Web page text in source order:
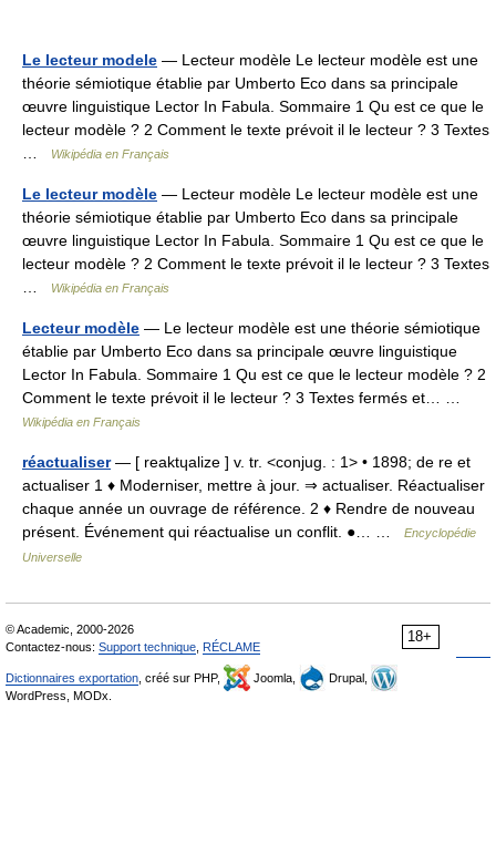
Le lecteur modele — Lecteur modèle Le lecteur modèle est une
théorie sémiotique établie par Umberto Eco dans sa principale
œuvre linguistique Lector In Fabula. Sommaire 1 Qu est ce que le
lecteur modèle ? 2 Comment le texte prévoit il le lecteur ? 3 Textes
Wikipédia en Français
Le lecteur modèle — Lecteur modèle Le lecteur modèle est une
théorie sémiotique établie par Umberto Eco dans sa principale
œuvre linguistique Lector In Fabula. Sommaire 1 Qu est ce que le
lecteur modèle ? 2 Comment le texte prévoit il le lecteur ? 3 Textes
Wikipédia en Français
Lecteur modèle — Le lecteur modèle est une théorie sémiotique
établie par Umberto Eco dans sa principale œuvre linguistique
Lector In Fabula. Sommaire 1 Qu est ce que le lecteur modèle ? 2
Comment le texte prévoit il le lecteur ? 3 Textes fermés et… …
Wikipédia en Français
réactualiser— [ reaktɥalize ] v. tr. <conjug. : 1> • 1898; de re et
actualiser 1 ♦ Moderniser, mettre à jour. ⇒ actualiser. Réactualiser
chaque année un ouvrage de référence. 2 ♦ Rendre de nouveau
présent. Événement qui réactualise un conflit. ●… …
Encyclopédie
Universelle
18+
© Academic, 2000-2026
Contactez-nous: Support technique RÉCLAME
Dictionnaires exportation , créé sur PHP, Joomla,
Drupal,
WordPress, MODx.